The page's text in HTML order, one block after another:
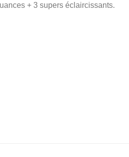
+ 3 supers éclaircissants.